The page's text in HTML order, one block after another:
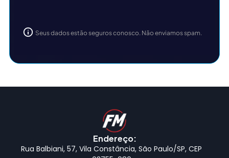
Seus dados estão seguros conosco. Não enviamos spam.
Endereço:
Rua Balbiani, 57, Vila Constância, São Paulo/SP, CEP